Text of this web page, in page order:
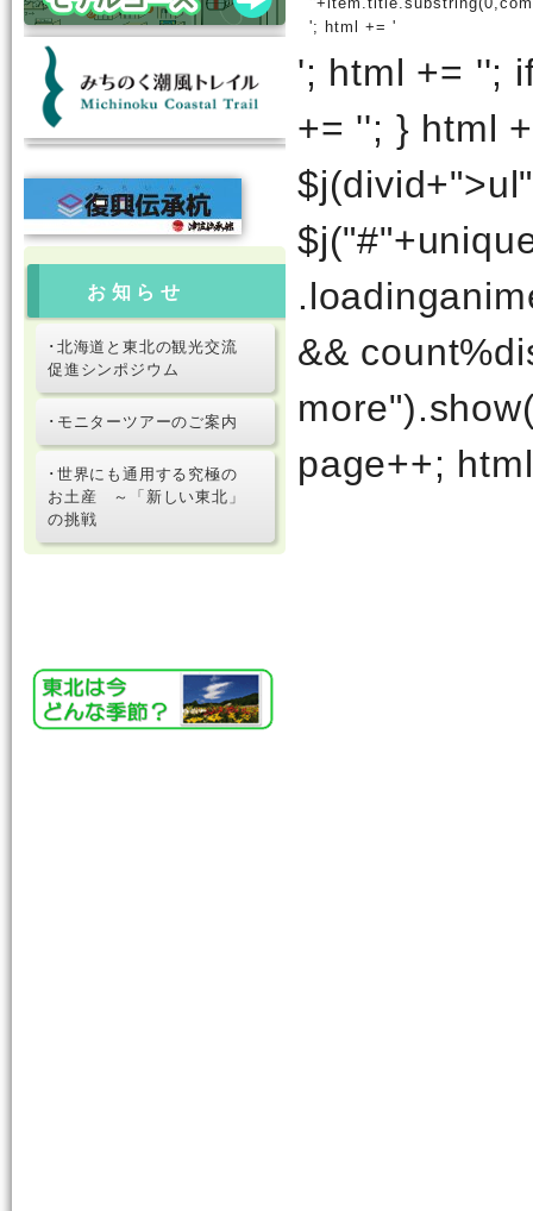
お知らせ
･北海道と東北の観光交流
促進シンポジウム
･モニターツアーのご案内
･世界にも通用する究極の
お土産 ～「新しい東北」
の挑戦
'; //username + date html
'; if
else { communame =
'; html += '
'; html += '';
+= ''; } html